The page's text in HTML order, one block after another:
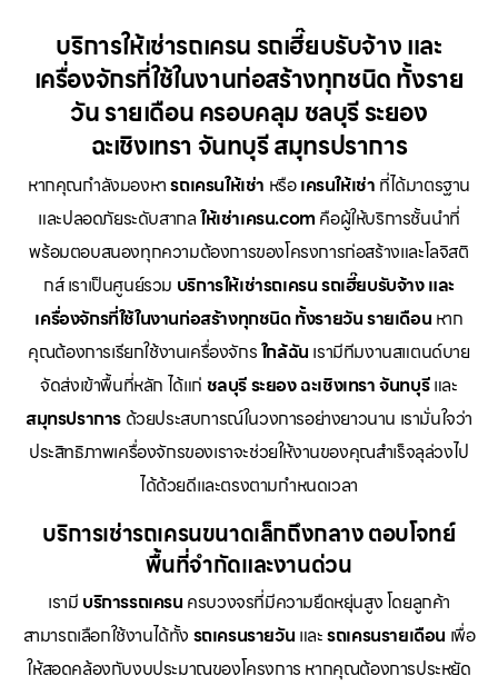
บริการให้เช่ารถเครน รถเฮี๊ยบรับจ้าง และ
เครื่องจักรที่ใช้ในงานก่อสร้างทุกชนิด ทั้งราย
วัน รายเดือน ครอบคลุม ชลบุรี ระยอง
ฉะเชิงเทรา จันทบุรี สมุทรปราการ
หากคุณกำลังมองหารถเครนให้เช่า หรือเครนให้เช่า ที่ได้มาตรฐาน
และปลอดภัยระดับสากลให้เช่าเครน.com คือผู้ให้บริการชั้นนำที่
พร้อมตอบสนองทุกความต้องการของโครงการก่อสร้างและโลจิสติ
กส์ เราเป็นศูนย์รวม บริการให้เช่ารถเครน รถเฮี๊ยบรับจ้าง และ
เครื่องจักรที่ใช้ในงานก่อสร้างทุกชนิด ทั้งรายวัน รายเดือน หาก
คุณต้องการเรียกใช้งานเครื่องจักรใกล้ฉัน เรามีทีมงานสแตนด์บาย
จัดส่งเข้าพื้นที่หลัก ได้แก่ ชลบุรี ระยอง ฉะเชิงเทรา จันทบุรีและ
สมุทรปราการด้วยประสบการณ์ในวงการอย่างยาวนาน เรามั่นใจว่า
ประสิทธิภาพเครื่องจักรของเราจะช่วยให้งานของคุณสำเร็จลุล่วงไป
ได้ด้วยดีและตรงตามกำหนดเวลา
บริการเช่ารถเครนขนาดเล็กถึงกลาง ตอบโจทย์
พื้นที่จำกัดและงานด่วน
เรามี บริการรถเครน ครบวงจรที่มีความยืดหยุ่นสูง โดยลูกค้า
สามารถเลือกใช้งานได้ทั้ง รถเครนรายวัน และรถเครนรายเดือน เพื่อ
ให้สอดคล้องกับงบประมาณของโครงการ หากคุณต้องการประหยัด